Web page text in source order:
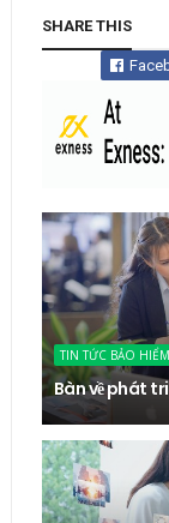
SHARE THIS
TIN TỨC BẢO HIỂM
Bàn về phát